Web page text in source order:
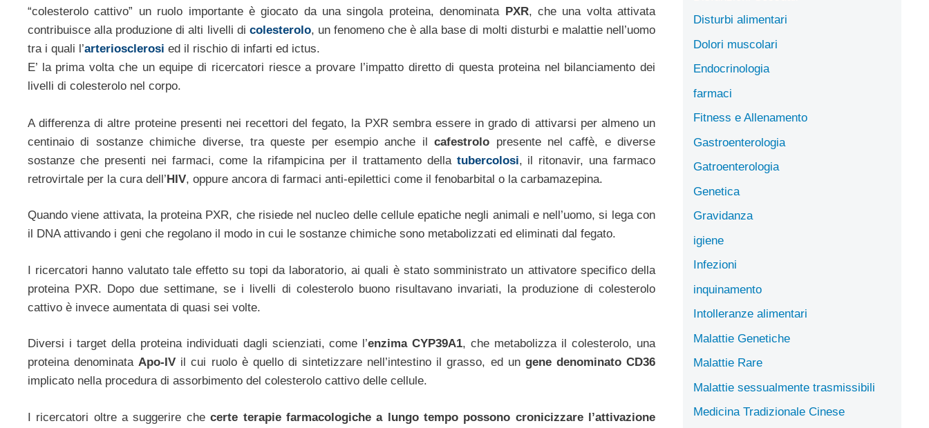
“colesterolo cattivo” un ruolo importante è giocato da una singola proteina, denominata PXR, che una volta attivata
contribuisce alla produzione di alti livelli di colesterolo, un fenomeno che è alla base di molti disturbi e malattie nell’uomo
tra i quali l’arteriosclerosi ed il rischio di infarti ed ictus.
E’ la prima volta che un equipe di ricercatori riesce a provare l’impatto diretto di questa proteina nel bilanciamento dei
livelli di colesterolo nel corpo.
A differenza di altre proteine presenti nei recettori del fegato, la PXR sembra essere in grado di attivarsi per almeno un
centinaio di sostanze chimiche diverse, tra queste per esempio anche ilcafestrolo presente nel caffè, e diverse
sostanze che presenti nei farmaci, come la rifampicina per il trattamento della tubercolosi, il ritonavir, una farmaco
retrovirtale per la cura dell’HIV, oppure ancora di farmaci anti-epilettici come il fenobarbital o la carbamazepina.
Quando viene attivata, la proteina PXR, che risiede nel nucleo delle cellule epatiche negli animali e nell’uomo, si lega con
il DNA attivando i geni che regolano il modo in cui le sostanze chimiche sono metabolizzati ed eliminati dal fegato.
I ricercatori hanno valutato tale effetto su topi da laboratorio, ai quali è stato somministrato un attivatore specifico della
proteina PXR. Dopo due settimane, se i livelli di colesterolo buono risultavano invariati, la produzione di colesterolo
cattivo è invece aumentata di quasi sei volte.
Diversi i target della proteina individuati dagli scienziati, come l’enzima CYP39A1, che metabolizza il colesterolo, una
proteina denominataApo-IV il cui ruolo è quello di sintetizzare nell’intestino il grasso, ed ungene denominato CD36
implicato nella procedura di assorbimento del colesterolo cattivo delle cellule.
I ricercatori oltre a suggerire checerte terapie farmacologiche a lungo tempo possono cronicizzare l’attivazione
Disturbi alimentari
Dolori muscolari
Endocrinologia
farmaci
Fitness e Allenamento
Gastroenterologia
Gatroenterologia
Genetica
Gravidanza
igiene
Infezioni
inquinamento
Intolleranze alimentari
Malattie Genetiche
Malattie Rare
Malattie sessualmente trasmissibili
Medicina Tradizionale Cinese